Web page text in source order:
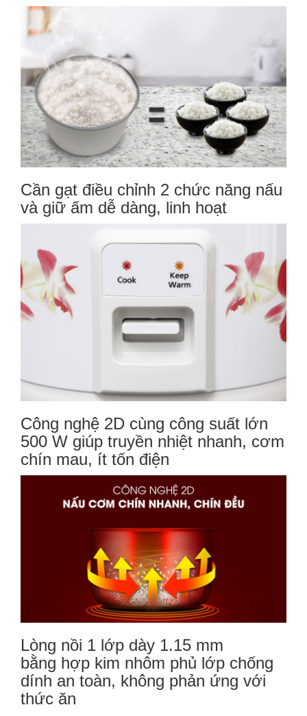
Cần gạt điều chỉnh 2 chức năng nấu
và giữ ấm dễ dàng, linh hoạt
Công nghệ 2D cùng công suất lớn
500 W giúp truyền nhiệt nhanh, cơm
chín mau, ít tốn điện
Lòng nồi 1 lớp dày 1.15 mm
bằng hợp kim nhôm phủ lớp chống
dính an toàn, không phản ứng với
thức ăn